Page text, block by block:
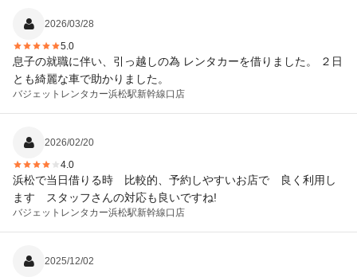
2026/03/28
5.0
息子の就職に伴い、引っ越しの為 レンタカーを借りました。 ２日
とも綺麗な車で助かりました。
バジェットレンタカー浜松駅新幹線口店
2026/02/20
4.0
浜松で当日借りる時 比較的、予約しやすいお店で 良く利用し
ます スタッフさんの対応も良いですね!
バジェットレンタカー浜松駅新幹線口店
2025/12/02